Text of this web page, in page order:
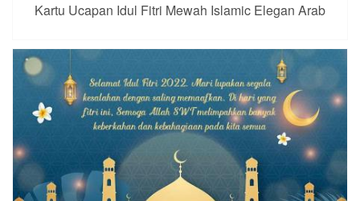
Kartu Ucapan Idul Fitri Mewah Islamic Elegan Arab